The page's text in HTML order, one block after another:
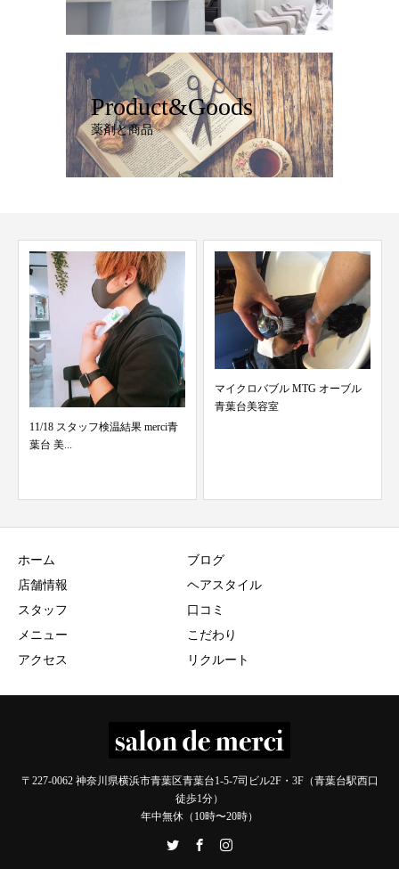
Product&Goods
薬剤と商品
マイクロバブル MTG オーブル
青葉台美容室
ホーム
店舗情報
スタッフ
メニュー
アクセス
ブログ
ヘアスタイル
口コミ
こだわり
リクルート
〒227-0062 神奈川県横浜市青葉区青葉台1-5-7司ビル2F・3F（青葉台駅西口
徒歩1分）
年中無休（10時〜20時）